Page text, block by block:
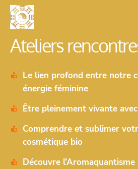
Ateliers
Le lien profond entre notre
énergie féminine
Être pleinement vivante
Comprendre et sublimer
cosmétique bio
Découvre